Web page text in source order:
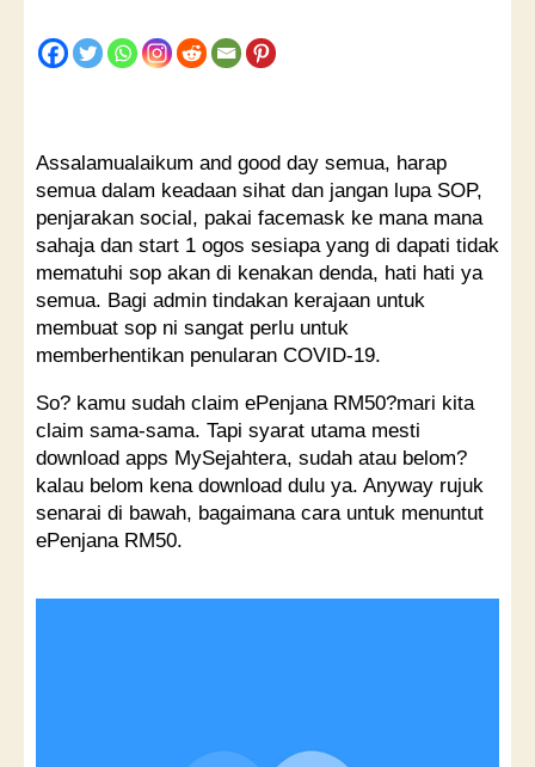
Assalamualaikum and good day semua, harap
semua dalam keadaan sihat dan jangan lupa SOP,
penjarakan social, pakai facemask ke mana mana
sahaja dan start 1 ogos sesiapa yang di dapati tidak
mematuhi sop akan di kenakan denda, hati hati ya
semua. Bagi admin tindakan kerajaan untuk
membuat sop ni sangat perlu untuk
memberhentikan penularan COVID-19.
So? kamu sudah claim ePenjana RM50?mari kita
claim sama-sama. Tapi syarat utama mesti
download apps MySejahtera, sudah atau belom?
kalau belom kena download dulu ya. Anyway rujuk
senarai di bawah, bagaimana cara untuk menuntut
ePenjana RM50.